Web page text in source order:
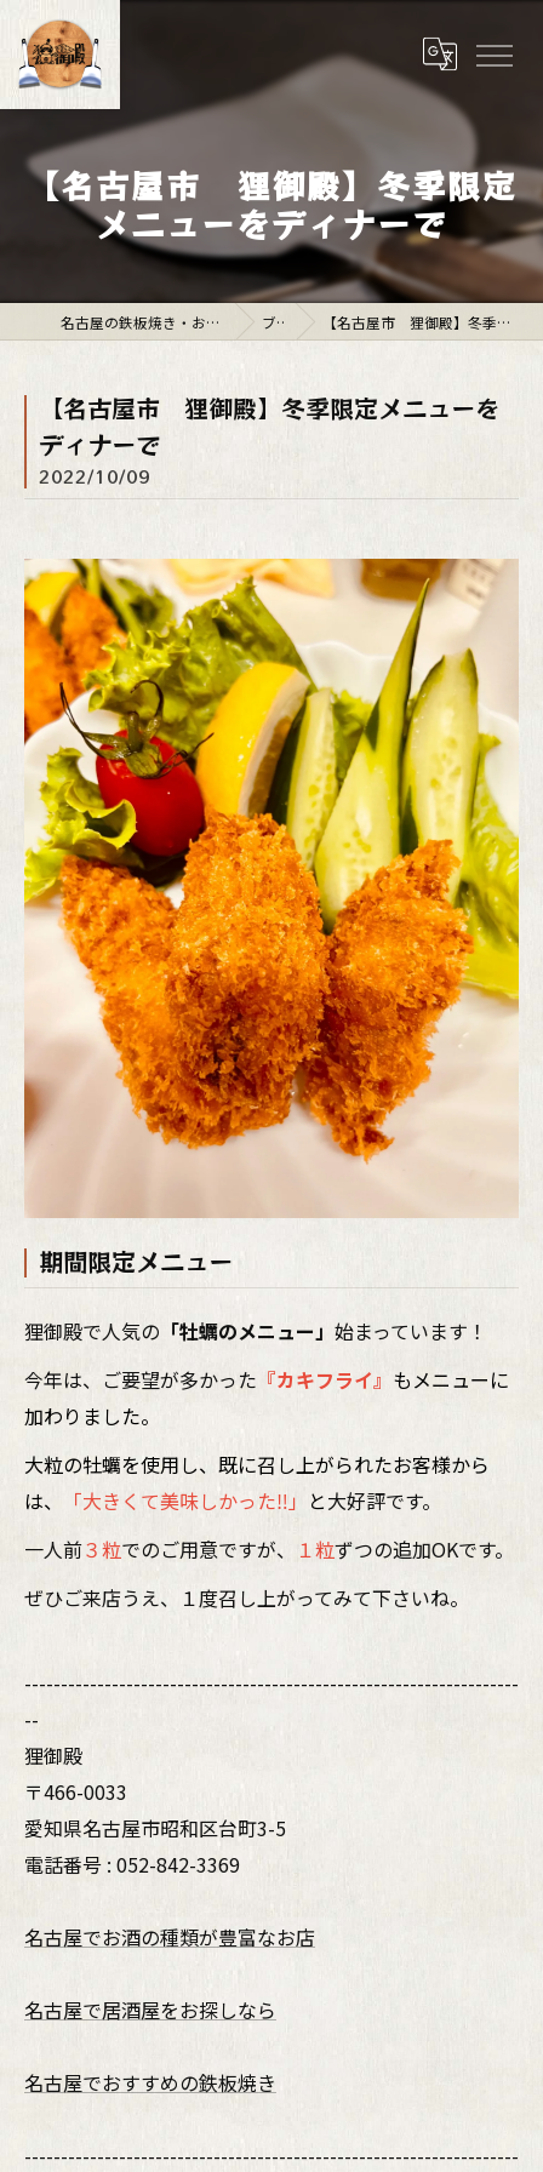
【名古屋市 狸御殿】冬季限定
メニューをディナーで
名古屋の鉄板焼き・お好み焼きは「狸御殿」 ブログ 【名古屋市 狸御殿】冬季限定メニューをディナーで
【名古屋市 狸御殿】冬季限定メニューを
ディナーで
2022/10/09
期間限定メニュー
狸御殿で人気の 「牡蠣のメニュー」 始まっています！
今年は、ご要望が多かった 『カキフライ』 もメニューに
加わりました。
大粒の牡蠣を使用し、既に召し上がられたお客様から
は、
「大きくて美味しかった‼」 と大好評です。
一人前３粒でのご用意ですが、 １粒ずつの追加OKです。
ぜひご来店うえ、１度召し上がってみて下さいね。
--------------------------------------------------------------------
--
狸御殿
〒466-0033
愛知県名古屋市昭和区台町3-5
電話番号 : 052-842-3369
名古屋でお酒の種類が豊富なお店
名古屋で居酒屋をお探しなら
名古屋でおすすめの鉄板焼き
--------------------------------------------------------------------